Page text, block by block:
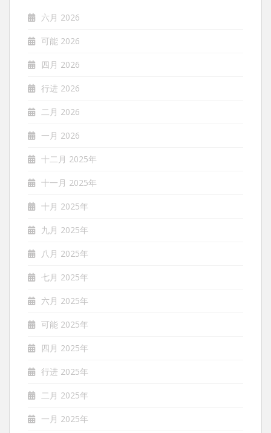
六月 2026
可能 2026
四月 2026
行进 2026
二月 2026
一月 2026
十二月 2025年
十一月 2025年
十月 2025年
九月 2025年
八月 2025年
七月 2025年
六月 2025年
可能 2025年
四月 2025年
行进 2025年
二月 2025年
一月 2025年